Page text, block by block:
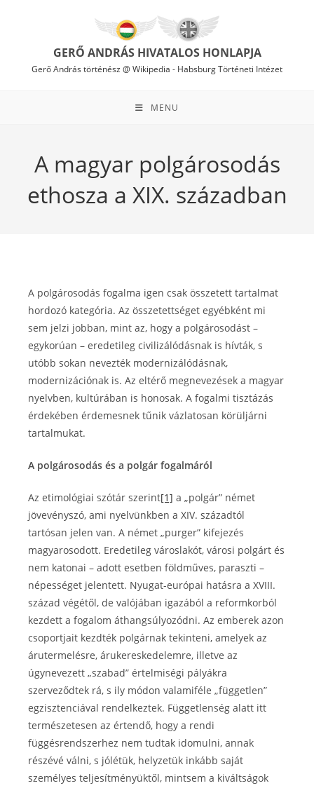
GERŐ ANDRÁS HIVATALOS HONLAPJA
Gerő András történész @ Wikipedia - Habsburg Történeti Intézet
MENU
A magyar polgárosodás
ethosza a XIX. században
A polgárosodás fogalma igen csak összetett tartalmat
hordozó kategória. Az összetettséget egyébként mi
sem jelzi jobban, mint az, hogy a polgárosodást –
egykorúan – eredetileg civilizálódásnak is hívták, s
utóbb sokan nevezték modernizálódásnak,
modernizációnak is. Az eltérő megnevezések a magyar
nyelvben, kultúrában is honosak. A fogalmi tisztázás
érdekében érdemesnek tűnik vázlatosan körüljárni
tartalmukat.
A polgárosodás és a polgár fogalmáról
Az etimológiai szótár szerint[1] a „polgár” német
jövevényszó, ami nyelvünkben a XIV. századtól
tartósan jelen van. A német „purger” kifejezés
magyarosodott. Eredetileg városlakót, városi polgárt és
nem katonai – adott esetben földműves, paraszti –
népességet jelentett. Nyugat-európai hatásra a XVIII.
század végétől, de valójában igazából a reformkorból
kezdett a fogalom áthangsúlyozódni. Az emberek azon
csoportjait kezdték polgárnak tekinteni, amelyek az
árutermelésre, árukereskedelemre, illetve az
úgynevezett „szabad” értelmiségi pályákra
szerveződtek rá, s ily módon valamiféle „független”
egzisztenciával rendelkeztek. Függetlenség alatt itt
természetesen az értendő, hogy a rendi
függésrendszerhez nem tudtak idomulni, annak
részévé válni, s jólétük, helyzetük inkább saját
személyes teljesítményüktől, mintsem a kiváltságok